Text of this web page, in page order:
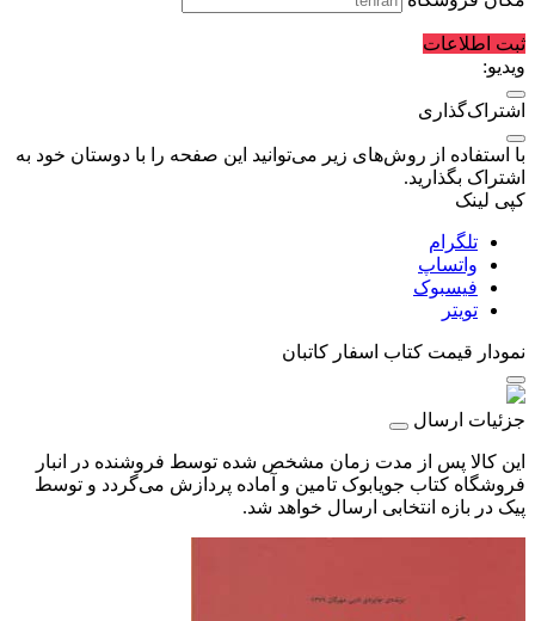
ثبت اطلاعات
ویدیو:
اشتراک‌گذاری
با استفاده از روش‌های زیر می‌توانید این صفحه را با دوستان خود به
اشتراک بگذارید.
کپی لینک
تلگرام
واتساپ
فیسبوک
تویتر
نمودار قیمت کتاب اسفار کاتبان
جزئیات ارسال
این کالا پس از مدت زمان مشخص شده توسط فروشنده در انبار
فروشگاه کتاب جویابوک تامین و آماده پردازش می‌گردد و توسط
پیک در بازه انتخابی ارسال خواهد شد.